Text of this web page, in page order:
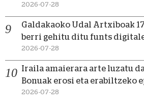
2026-07-28
Galdakaoko Udal Artxiboak
berri gehitu ditu funts
2026-07-28
Iraila amaierara arte luzatu
Bonuak erosi eta erabiltzeko
2026-07-28